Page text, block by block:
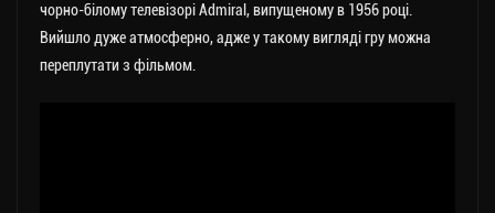
чорно-білому телевізорі Admiral, випущеному в 1956 році.
Вийшло дуже атмосферно, адже у такому вигляді гру можна
переплутати з фільмом.